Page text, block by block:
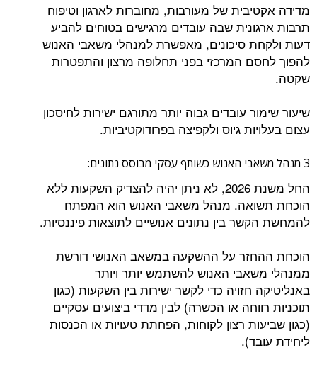
מדידה אקטיבית של מעורבות, מחוברות לארגון וטיפוח
תרבות ארגונית שבה עובדים מרגישים בטוחים להביע
דעות ולקחת סיכונים, מאפשרת למנהלי משאבי האנוש
להפוך לחסם המרכזי בפני תחלופה מרצון והתפטרות
שקטה.
שיעור שימור עובדים גבוה יותר מתורגם ישירות לחיסכון
עצום בעלויות גיוס ולקפיצה בפרודוקטיביות.
3 מנהל משאבי האנוש כשותף עסקי מבוסס נתונים:
החל משנת 2026, לא ניתן יהיה להצדיק השקעות ללא
הוכחת תשואה. מנהל משאבי האנוש הוא המפתח
להמחשת הקשר בין נתונים אנושיים לתוצאות פיננסיות.
הוכחת ההחזר על ההשקעה במשאב האנושי דורשת
ממנהלי משאבי האנוש להשתמש יותר ויותר
באנליטיקה חזויה כדי לקשר ישירות בין השקעות (כגון
תוכניות רווחה או הכשרה) לבין מדדי ביצועים עסקיים
(כגון שביעות רצון לקוחות, הפחתת טעויות או הכנסות
ליחידת עובד).